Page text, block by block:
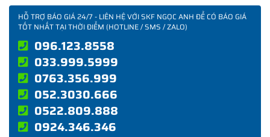
HỖ TRỢ BÁO GIÁ 24/7 - LIÊN HỆ VỚI SKF NGỌC ANH ĐỂ CÓ BÁO GIÁ
TỐT NHẤT TẠI THỜI ĐIỂM (HOTLINE / SMS / ZALO)
096.123.8558
033.999.5999
0763.356.999
052.3030.666
0522.809.888
0924.346.346